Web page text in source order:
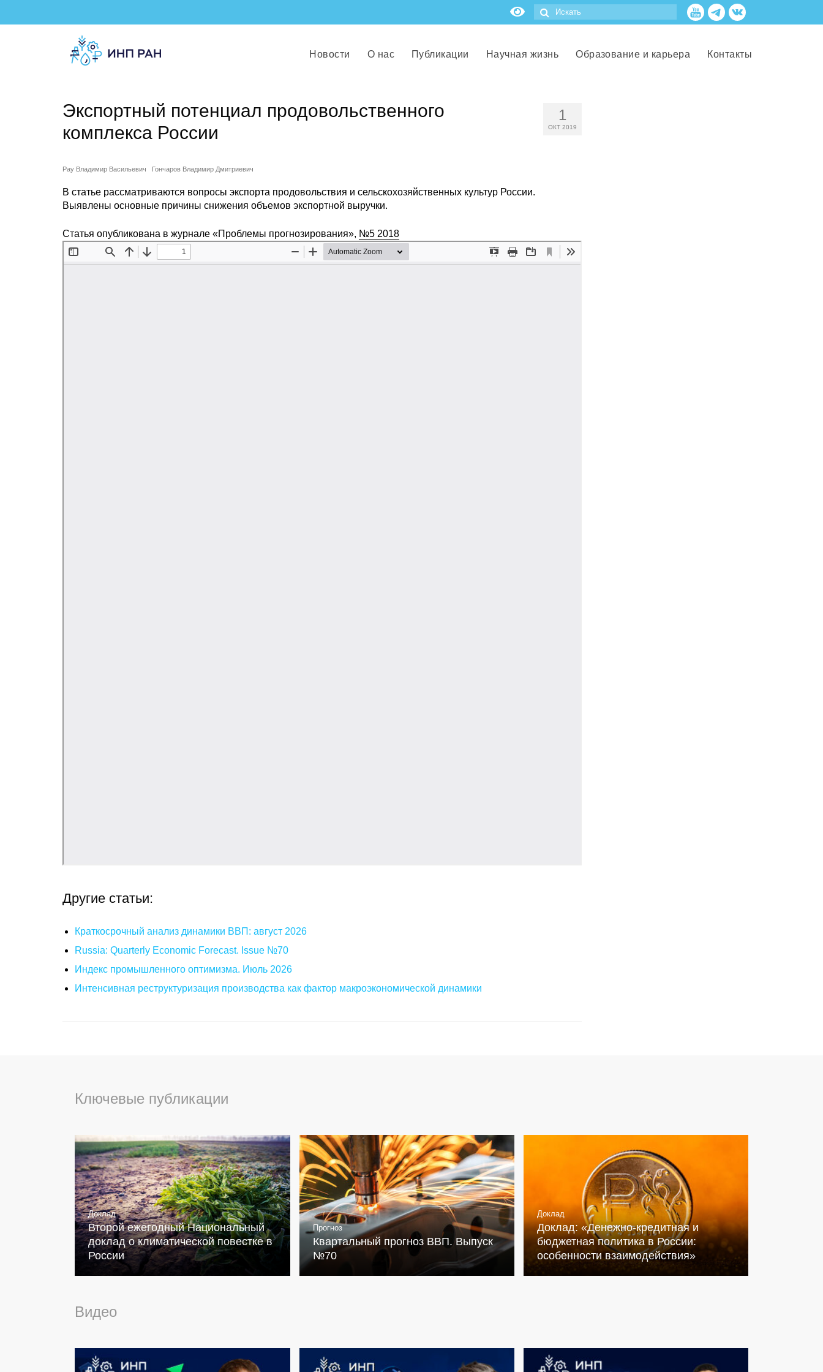
Новости О нас Публикации Научная жизнь Образование и карьера Контакты
1
ОКТ 2019
Экспортный потенциал продовольственного
комплекса России
Рау Владимир Васильевич Гончаров Владимир Дмитриевич
В статье рассматриваются вопросы экспорта продовольствия и сельскохозяйственных культур России.
Выявлены основные причины снижения объемов экспортной выручки.
Статья опубликована в журнале «Проблемы прогнозирования», №5 2018
Другие статьи:
Краткосрочный анализ динамики ВВП: август 2026
Russia: Quarterly Economic Forecast. Issue №70
Индекс промышленного оптимизма. Июль 2026
Интенсивная реструктуризация производства как фактор макроэкономической динамики
Ключевые публикации
Доклад
Второй ежегодный Национальный
доклад о климатической повестке в
России
Прогноз
Квартальный прогноз ВВП. Выпуск
№70
Доклад
Доклад: «Денежно-кредитная и
бюджетная политика в России:
особенности взаимодействия»
Видео